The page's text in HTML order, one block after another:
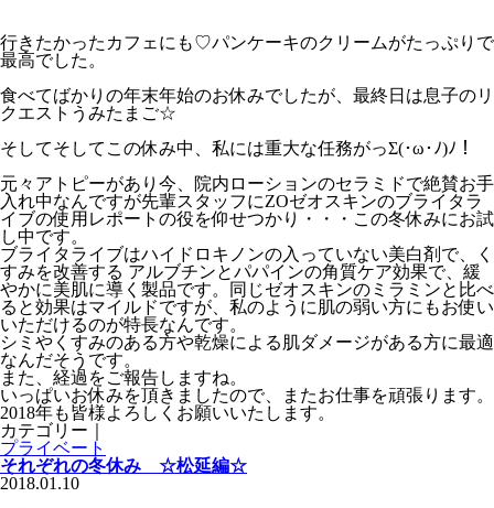
行きたかったカフェにも♡パンケーキのクリームがたっぷりで
最高でした。
食べてばかりの年末年始のお休みでしたが、最終日は息子のリ
クエストうみたまご☆
そしてそしてこの休み中、私には重大な任務がっΣ(･ω･ﾉ)ﾉ！
元々アトピーがあり今、院内ローションのセラミドで絶賛お手
入れ中なんですが先輩スタッフにZOゼオスキンのブライタラ
イブの使用レポートの役を仰せつかり・・・この冬休みにお試
し中です。
ブライタライブはハイドロキノンの入っていない美白剤で、く
すみを改善する アルブチンとパパインの角質ケア効果で、緩
やかに美肌に導く製品です。同じゼオスキンのミラミンと比べ
ると効果はマイルドですが、私のように肌の弱い方にもお使い
いただけるのが特長なんです。
シミやくすみのある方や乾燥による肌ダメージがある方に最適
なんだそうです。
また、経過をご報告しますね。
いっぱいお休みを頂きましたので、またお仕事を頑張ります。
2018年も皆様よろしくお願いいたします。
カテゴリー｜
プライベート
それぞれの冬休み ☆松延編☆
2018.01.10